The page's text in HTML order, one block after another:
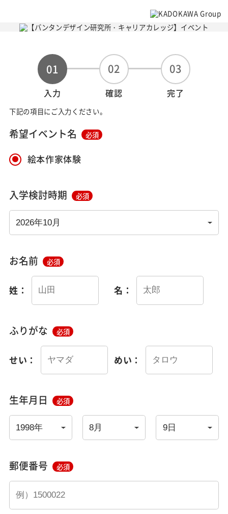
01
入力
02
確認
03
完了
下記の項目にご入力ください。
希望イベント名 必須
絵本作家体験
入学検討時期 必須
お名前 必須
姓： 名：
ふりがな 必須
せい： めい：
生年月日 必須
郵便番号 必須